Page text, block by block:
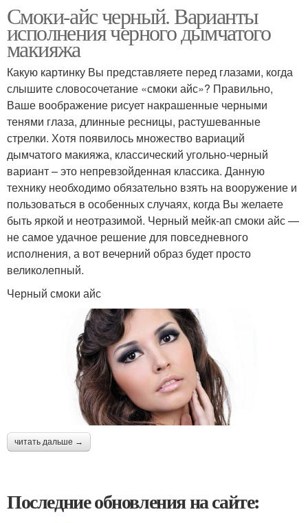
Смоки-айс черный. Варианты
исполнения черного дымчатого
макияжа
Какую картинку Вы представляете перед глазами, когда
слышите словосочетание «смоки айс»? Правильно,
Ваше воображение рисует накрашенные черными
тенями глаза, длинные ресницы, растушеванные
стрелки. Хотя появилось множество вариаций
дымчатого макияжа, классический угольно-черный
вариант – это непревзойденная классика. Данную
технику необходимо обязательно взять на вооружение и
пользоваться в особенных случаях, когда Вы желаете
быть яркой и неотразимой. Черный мейк-ап смоки айс —
не самое удачное решение для повседневного
исполнения, а вот вечерний образ будет просто
великолепный.
Черный смоки айс
читать дальше →
Последние обновления на сайте: